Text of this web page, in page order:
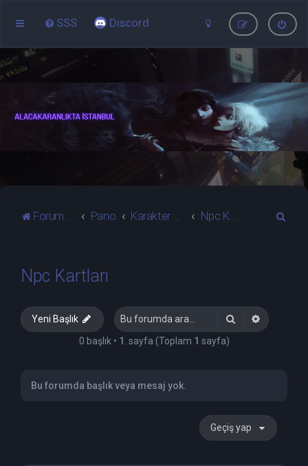
SSS Discord
Forum ana sayfa Pano Karakter Kartları Npc Kartları
Npc Kartları
Yeni Başlık Gelişmiş
0 başlık • 1 . sayfa (Toplam 1 sayfa)
Bu forumda başlık veya mesaj yok.
Geçiş yap